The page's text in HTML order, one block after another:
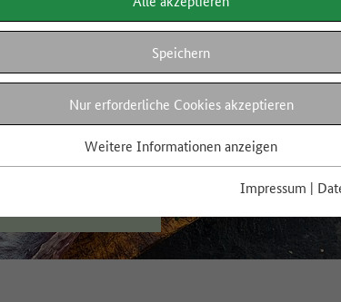
Speichern
Nur erforderliche Cookies akzeptieren
Weitere Informationen anzeigen
Impressum |